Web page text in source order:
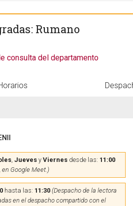
Rumano
consulta del departamento
, Jueves y Viernes desde las: 11:00
en Google Meet.)
hasta las: 11:30 (Despacho de la lectora
en el despacho compartido con el